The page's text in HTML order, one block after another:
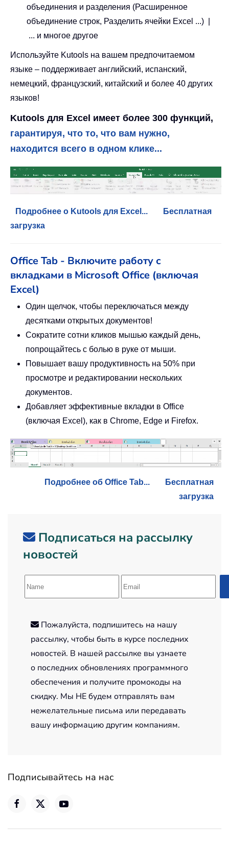
объединения и разделения (Расширенное
объединение строк, Разделить ячейки Excel ...) |
... и многое другое
Используйте Kutools на вашем предпочитаемом
языке – поддерживает английский, испанский,
немецкий, французский, китайский и более 40 других
языков!
Kutools для Excel имеет более 300 функций,
гарантируя, что то, что вам нужно,
находится всего в одном клике...
Подробнее о Kutools для Excel...
Бесплатная
загрузка
Office Tab - Включите работу с
вкладками в Microsoft Office (включая
Excel)
Один щелчок, чтобы переключаться между
десятками открытых документов!
Сократите сотни кликов мышью каждый день,
попрощайтесь с болью в руке от мыши.
Повышает вашу продуктивность на 50% при
просмотре и редактировании нескольких
документов.
Добавляет эффективные вкладки в Office
(включая Excel), как в Chrome, Edge и Firefox.
Подробнее об Office Tab...
Бесплатная
загрузка
Подписаться на рассылку
новостей
Пожалуйста, подпишитесь на нашу
рассылку, чтобы быть в курсе последних
новостей. В нашей рассылке вы узнаете
о последних обновлениях программного
обеспечения и получите промокоды на
скидку. Мы НЕ будем отправлять вам
нежелательные письма или передавать
вашу информацию другим компаниям.
Подписывайтесь на нас